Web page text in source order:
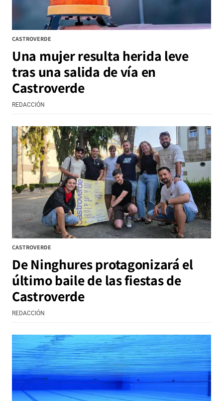
CASTROVERDE
Una mujer resulta herida leve
tras una salida de vía en
Castroverde
REDACCIÓN
CASTROVERDE
De Ninghures protagonizará el
último baile de las fiestas de
Castroverde
REDACCIÓN